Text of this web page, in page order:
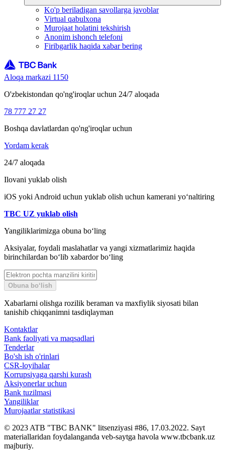
Valyuta kurslari ma’lum bir davlatdagi vaziyatga va bir qator
qo‘shimcha omillarga bog‘liq. Masalan, Rossiya rubliga neft
yangiliklar ta’sir qiladi.
iqtisodiyotining holatiga qarab o‘zgarib turadi. Masalan, Yevropa
Ittifoqida narxlar oshsa yoki iqtisodiyot sekinlashsa, yevro
qadrsizlanadi.
Dollar esa ko‘pincha beqarorlik davrida qimmatlashadi. Misol
pullarini yanada ishonchliroq valyuta sifatida dollarga o‘tkazishadi.
Almashtirish usulining valyuta kursiga
ta’siri
Ayirboshlash va konvertatsiya qilish uchun eng mashhur valyuta —
dollar. Ularni istalgan usulda sotib olish yoki sotishingiz mumkin:
bankomatda;
bank bo‘limida;
bank mobil ilovasida.
Lekin unutmang, kurs usulga qarab farq qilishi mumkin. Buning
qayerdadir bank ko‘proq xarajat qiladi, qayerdadir operatsiya tezroq
va osonroq, bozordagi kurs esa kun davomida o‘zgaradi.
O‘zbekistonda kamroq ayirboshlanadigan valyuta — yevro.
Ko‘pincha ularni bank bo‘limlarida almashtirishingiz mumkin. Bank
ilovalarida ular juda kam uchraydi.
Ko‘p miqdordagi valyutani ayirboshlash
Ko'p beriladigan savollarga javoblar
Virtual qabulxona
Murojaat holatini tekshirish
Anonim ishonch telefoni
Firibgarlik haqida xabar bering
Aloqa markazi 1150
O'zbekistondan qo'ng'iroqlar uchun 24/7 aloqada
78 777 27 27
Boshqa davlatlardan qo'ng'iroqlar uchun
Yordam kerak
24/7 aloqada
Ilovani yuklab olish
iOS yoki Android uchun yuklab olish uchun kamerani yo‘naltiring
TBC UZ yuklab olish
Yangiliklarimizga obuna bo‘ling
Aksiyalar, foydali maslahatlar va yangi xizmatlarimiz haqida
birinchilardan bo‘lib xabardor bo‘ling
Obuna bo‘lish
Xabarlarni olishga rozilik beraman va maxfiylik siyosati bilan
tanishib chiqqanimni tasdiqlayman
Kontaktlar
Bank faoliyati va maqsadlari
Tenderlar
Bo'sh ish o'rinlari
CSR-loyihalar
Korrupsiyaga qarshi kurash
Aksiyonerlar uchun
Bank tuzilmasi
Yangiliklar
Murojaatlar statistikasi
© 2023 ATB "TBC BANK" litsenziyasi #86, 17.03.2022. Sayt
materiallaridan foydalanganda veb-saytga havola www.tbcbank.uz
majburiy.